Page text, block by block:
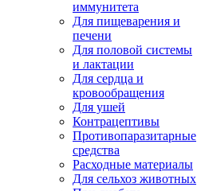
иммунитета
Для пищеварения и
печени
Для половой системы
и лактации
Для сердца и
кровообращения
Для ушей
Контрацептивы
Противопаразитарные
средства
Расходные материалы
Для сельхоз животных